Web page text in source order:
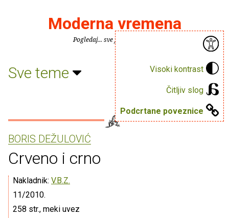
Visoki kontrast
Čitljiv slog
Podcrtane poveznice
Moderna vremena
Pogledaj... sve je puno knjiga.
Sve teme
BORIS DEŽULOVIĆ
Crveno i crno
Nakladnik: V.B.Z.
11/2010.
258 str., meki uvez